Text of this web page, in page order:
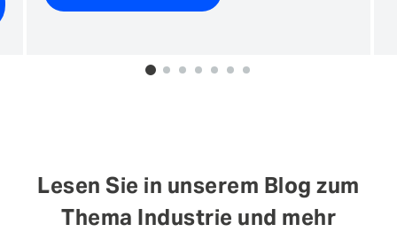
0 1 2 3 4 5 6
Lesen Sie in unserem Blog zum
Thema Industrie und mehr